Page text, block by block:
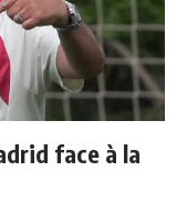
face à la